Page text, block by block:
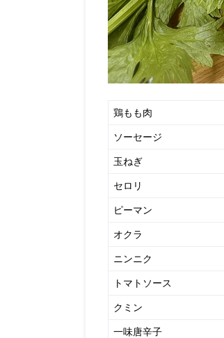
鶏もも肉
ソーセージ
玉ねぎ
セロリ
ピーマン
オクラ
ニンニク
トマトソース
クミン
一味唐辛子